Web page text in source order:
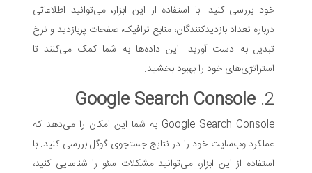
خود بررسی کنید. با استفاده از این ابزار، می‌توانید اطلاعاتی
درباره تعداد بازدیدکنندگان، منابع ترافیک، صفحات پربازدید و نرخ
تبدیل به دست آورید. این داده‌ها به شما کمک می‌کنند تا
استراتژی‌های خود را بهبود بخشید.
Google Search Console
Google Search Console به شما این امکان را می‌دهد که
عملکرد وب‌سایت خود را در نتایج جستجوی گوگل بررسی کنید. با
استفاده از این ابزار، می‌توانید مشکلات سئو را شناسایی کنید،